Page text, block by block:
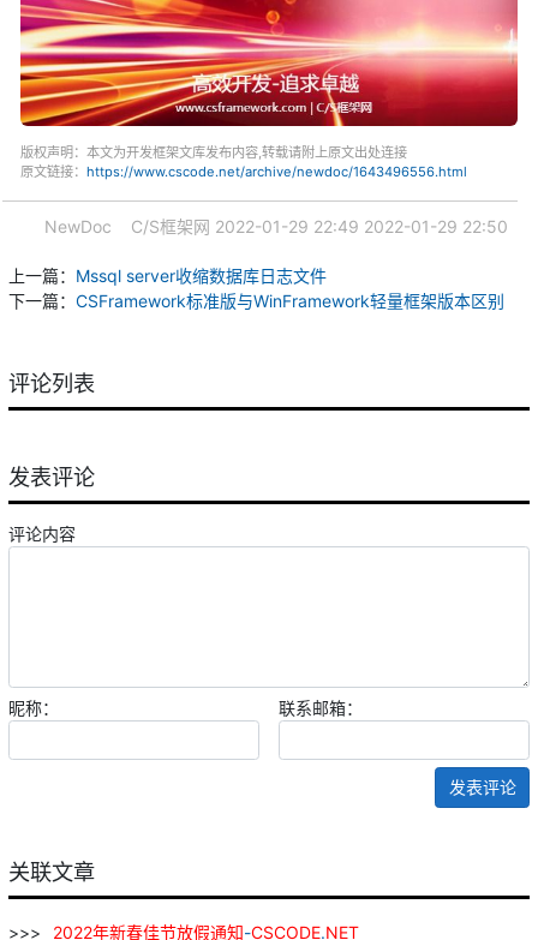
版权声明：本文为开发框架文库发布内容,转载请附上原文出处连接
原文链接： https://www.cscode.net/archive/newdoc/1643496556.html
NewDoc C/S框架网 2022-01-29 22:49 2022-01-29 22:50
上一篇： Mssql server收缩数据库日志文件
下一篇： CSFramework标准版与WinFramework轻量框架版本区别
评论列表
发表评论
评论内容
昵称： 联系邮箱：
发表评论
关联文章
2022年新春佳节放假通知-CSCODE.NET